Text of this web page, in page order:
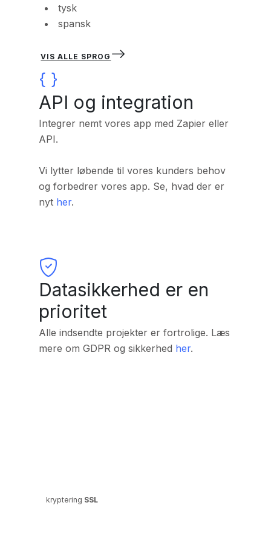
tysk
spansk
VIS ALLE SPROG
API og integration
Integrer nemt vores app med Zapier eller
API.
Vi lytter løbende til vores kunders behov
og forbedrer vores app. Se, hvad der er
nyt her.
Datasikkerhed er en
prioritet
Alle indsendte projekter er fortrolige. Læs
mere om GDPR og sikkerhed her.
kryptering SSL